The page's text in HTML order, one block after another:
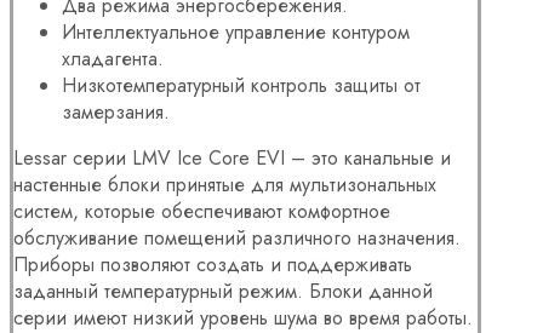
Интеллектуальное управление контуром
хладагента.
Низкотемпературный контроль защиты от
замерзания.
Lessar серии LMV Ice Core EVI – это канальные и
настенные блоки принятые для мультизональных
систем, которые обеспечивают комфортное
обслуживание помещений различного назначения.
Приборы позволяют создать и поддерживать
заданный температурный режим. Блоки данной
серии имеют низкий уровень шума во время работы.